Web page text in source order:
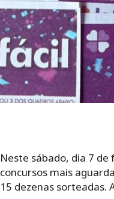
Neste sábado, dia 7
concursos mais
15 dezenas sorteadas.